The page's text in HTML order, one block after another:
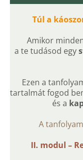
Túl a
Amikor
a te tudásod egy
Ezen a
tartalmát fogod
és a
A
II. modul –